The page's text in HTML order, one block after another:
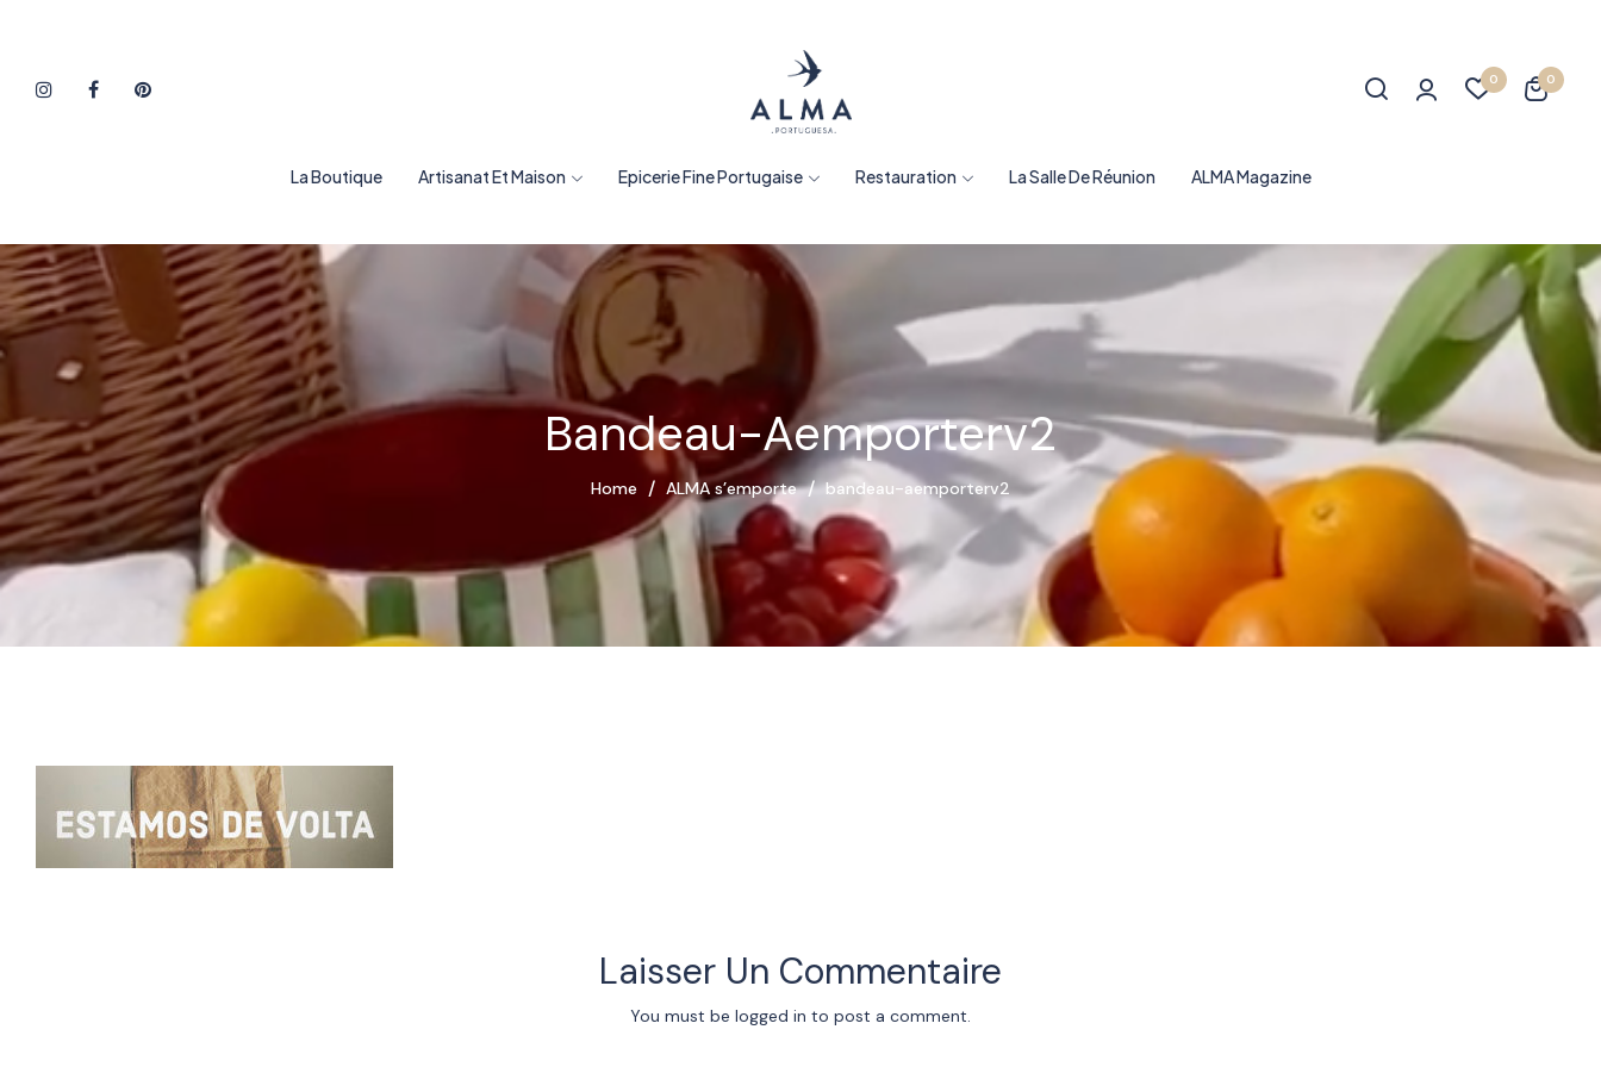
0 0
La Boutique Artisanat Et Maison Epicerie Fine Portugaise Restauration La Salle De Réunion ALMA Magazine
Bandeau-Aemporterv2
Home ALMA s’emporte bandeau-aemporterv2
Laisser Un Commentaire
You must be logged in to post a comment.